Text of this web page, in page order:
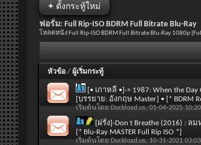
+ ตั้งกระทู้ใหม่
ฟอรั่ม: Full Rip-ISO BDRM Full Bitrate Blu-Ray
โหลดหนัง Full Rip-ISO BDRM Full Bitrate Blu-Ray 1080p
หัวข้อ / ผู้เริ่มกระทู้
[• เกาหลี •]-> 1987: When the
[บรรยาย: อังกฤษ Master] • [* BDRM
เริ่มต้นโดย Duckload.us, 01-04-2025
[ฝรั่ง]-Don t Breathe (2016) : ล
[* Blu-Ray MASTER Full Rip ISO *]
เริ่มต้นโดย Duckload.us, 10-31-2021